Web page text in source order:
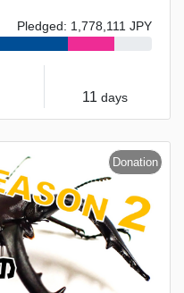
Pledged: 1,778,111 JPY
11 days